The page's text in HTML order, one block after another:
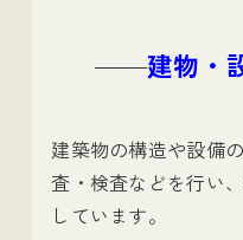
建物・
建築物の構造や設備
査・検査などを行い
しています。